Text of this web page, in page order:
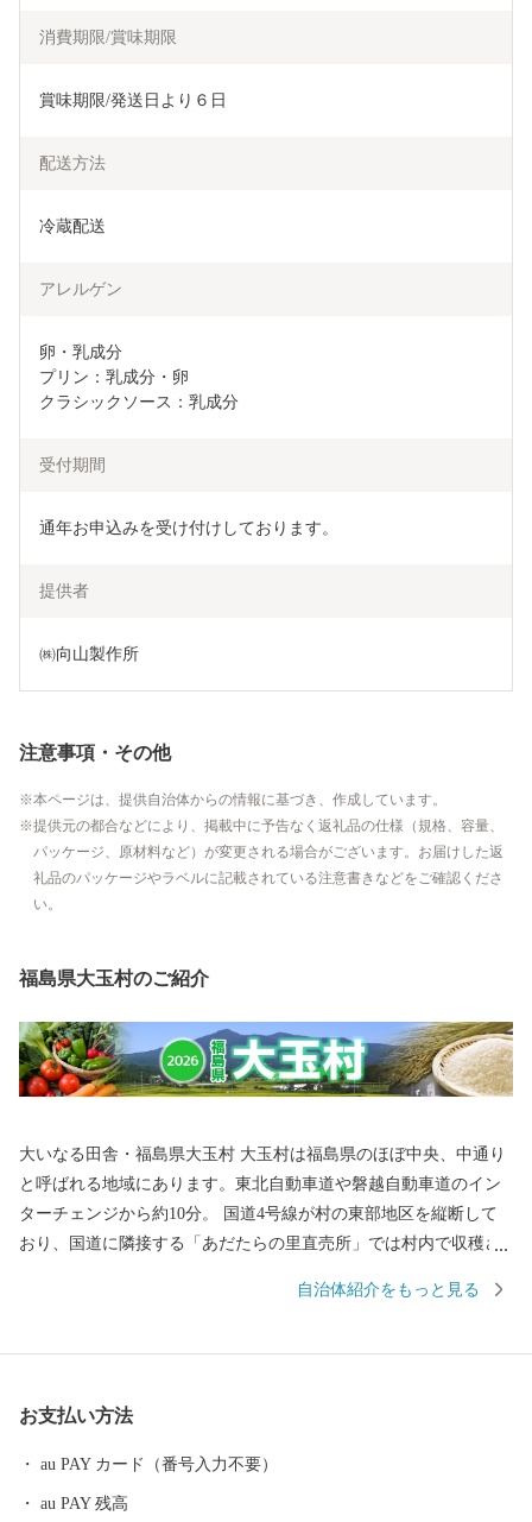
消費期限/賞味期限
賞味期限/発送日より６日
配送方法
冷蔵配送
アレルゲン
卵・乳成分
プリン：乳成分・卵
クラシックソース：乳成分
受付期間
通年お申込みを受け付けしております。
提供者
㈱向山製作所
注意事項・その他
本ページは、提供自治体からの情報に基づき、作成しています。
提供元の都合などにより、掲載中に予告なく返礼品の仕様（規格、容量、
パッケージ、原材料など）が変更される場合がございます。お届けした返
礼品のパッケージやラベルに記載されている注意書きなどをご確認くださ
い。
福島県大玉村のご紹介
大いなる田舎・福島県大玉村 大玉村は福島県のほぼ中央、中通り
と呼ばれる地域にあります。東北自動車道や磐越自動車道のイン
ターチェンジから約10分。 国道4号線が村の東部地区を縦断して
おり、国道に隣接する「あだたらの里直売所」では村内で収穫さ
村 主な産業は農業です。 安達太良山を源流とする安達太良川、百
(ね)」を多く有した村です。 いぐねの「い」は「居」で家を、
「くね」は「久根」で土地の境界を意味しています。 屋敷を取り
安達太良山から吹き付けられる風を考慮した先人の知恵になりま
自治体紹介をもっと見る
お支払い方法
au PAY カード（番号入力不要）
au PAY 残高